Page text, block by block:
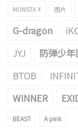
MONSTA X 图片
G-dragon
JYJ 防弹少
BTOB
WINNER
BEAST A pink